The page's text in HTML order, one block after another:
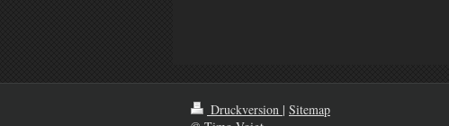
Druckversion | Sitemap